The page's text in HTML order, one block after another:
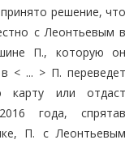
решение, что
с Леонтьевым в
П., которую он
< ... > П. переведет
карту или отдаст
года, спрятав
П. с Леонтьевым